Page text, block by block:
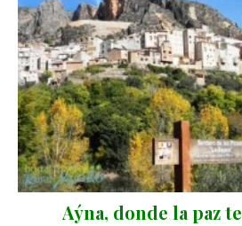
Aýna, donde la paz